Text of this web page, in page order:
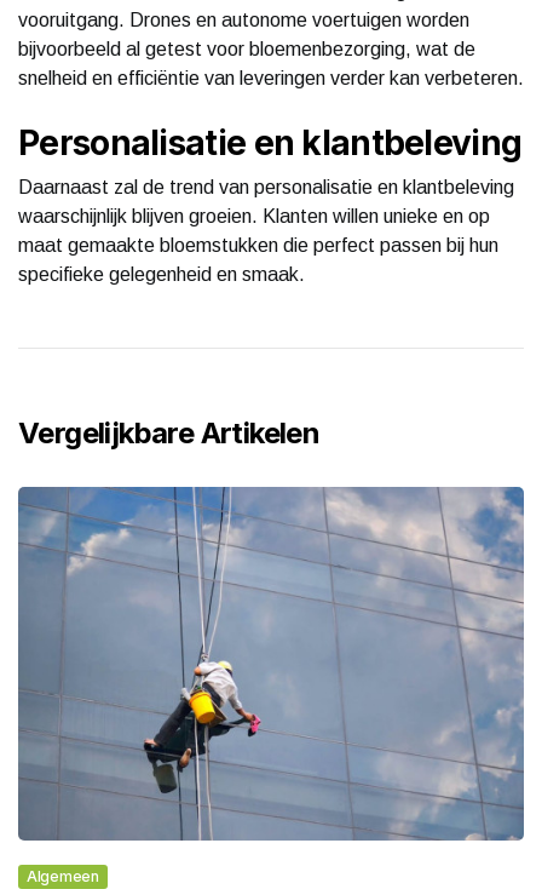
vooruitgang. Drones en autonome voertuigen worden
bijvoorbeeld al getest voor bloemenbezorging, wat de
snelheid en efficiëntie van leveringen verder kan verbeteren.
Personalisatie en klantbeleving
Daarnaast zal de trend van personalisatie en klantbeleving
waarschijnlijk blijven groeien. Klanten willen unieke en op
maat gemaakte bloemstukken die perfect passen bij hun
specifieke gelegenheid en smaak.
Vergelijkbare Artikelen
Algemeen